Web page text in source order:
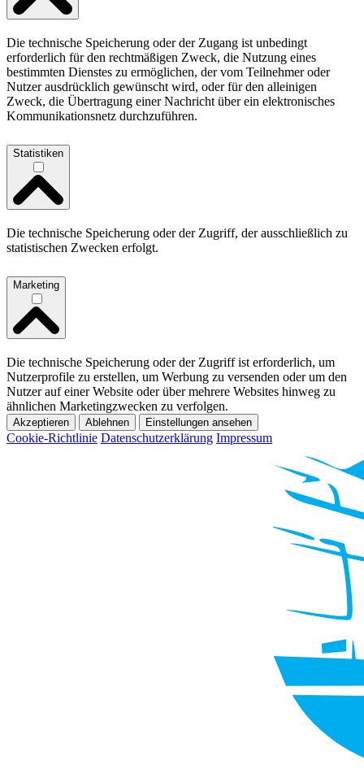
Die technische Speicherung oder der Zugang ist unbedingt
erforderlich für den rechtmäßigen Zweck, die Nutzung eines
bestimmten Dienstes zu ermöglichen, der vom Teilnehmer oder
Nutzer ausdrücklich gewünscht wird, oder für den alleinigen
Zweck, die Übertragung einer Nachricht über ein elektronisches
Kommunikationsnetz durchzuführen.
Statistiken
Die technische Speicherung oder der Zugriff, der ausschließlich zu
statistischen Zwecken erfolgt.
Marketing
Die technische Speicherung oder der Zugriff ist erforderlich, um
Nutzerprofile zu erstellen, um Werbung zu versenden oder um den
Nutzer auf einer Website oder über mehrere Websites hinweg zu
ähnlichen Marketingzwecken zu verfolgen.
Akzeptieren Ablehnen Einstellungen ansehen
Cookie-Richtlinie Datenschutzerklärung Impressum